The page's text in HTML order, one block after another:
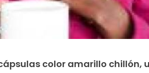
color amarillo chillón,